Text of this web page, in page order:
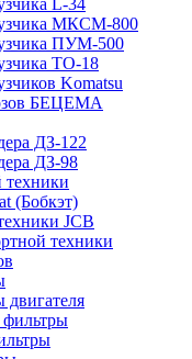
L-34
МКСМ-800
ПУМ-500
ТО-18
Komatsu
БЕЦЕМА
ДЗ-122
ДЗ-98
техники
(Бобкэт)
JCB
техники